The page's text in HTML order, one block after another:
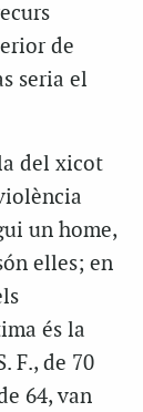
de
seria el
del xicot
un home,
elles; en
és la
F., de 70
64, van